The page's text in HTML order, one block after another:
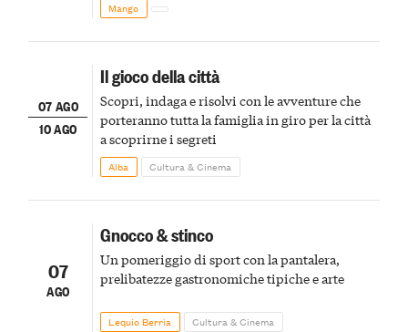
Mango
07 AGO
10 AGO
Il gioco della città
Scopri, indaga e risolvi con le avventure che
porteranno tutta la famiglia in giro per la città
a scoprirne i segreti
Alba Cultura & Cinema
07
AGO
Gnocco & stinco
Un pomeriggio di sport con la pantalera,
prelibatezze gastronomiche tipiche e arte
Lequio Berria Cultura & Cinema